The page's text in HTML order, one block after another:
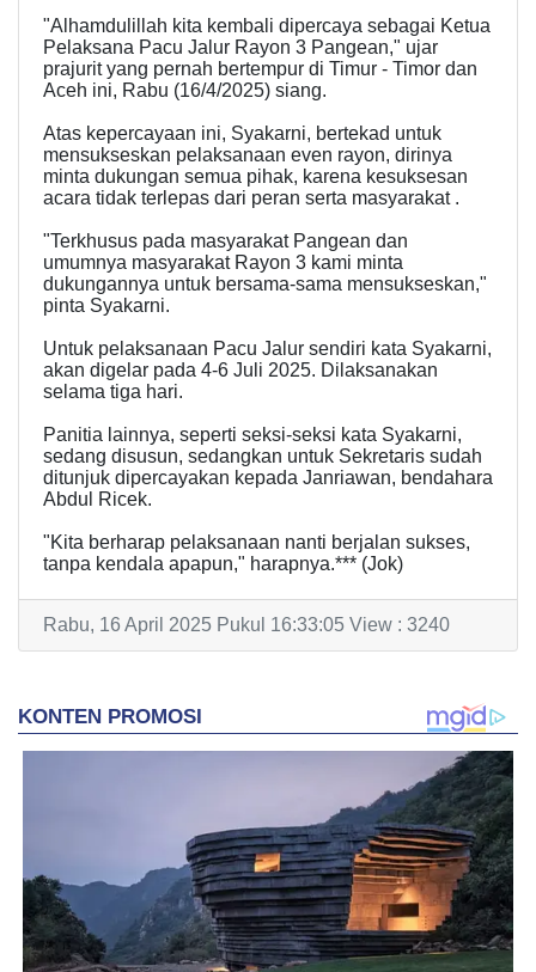
"Alhamdulillah kita kembali dipercaya sebagai Ketua
Pelaksana Pacu Jalur Rayon 3 Pangean," ujar
prajurit yang pernah bertempur di Timur - Timor dan
Aceh ini, Rabu (16/4/2025) siang.
Atas kepercayaan ini, Syakarni, bertekad untuk
mensukseskan pelaksanaan even rayon, dirinya
minta dukungan semua pihak, karena kesuksesan
acara tidak terlepas dari peran serta masyarakat .
"Terkhusus pada masyarakat Pangean dan
umumnya masyarakat Rayon 3 kami minta
dukungannya untuk bersama-sama mensukseskan,"
pinta Syakarni.
Untuk pelaksanaan Pacu Jalur sendiri kata Syakarni,
akan digelar pada 4-6 Juli 2025. Dilaksanakan
selama tiga hari.
Panitia lainnya, seperti seksi-seksi kata Syakarni,
sedang disusun, sedangkan untuk Sekretaris sudah
ditunjuk dipercayakan kepada Janriawan, bendahara
Abdul Ricek.
"Kita berharap pelaksanaan nanti berjalan sukses,
tanpa kendala apapun," harapnya.*** (Jok)
Rabu, 16 April 2025 Pukul 16:33:05 View : 3240